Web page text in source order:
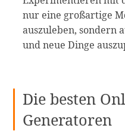
nur eine großartige
auszuleben, sondern
und neue Dinge
Die besten
Generatoren